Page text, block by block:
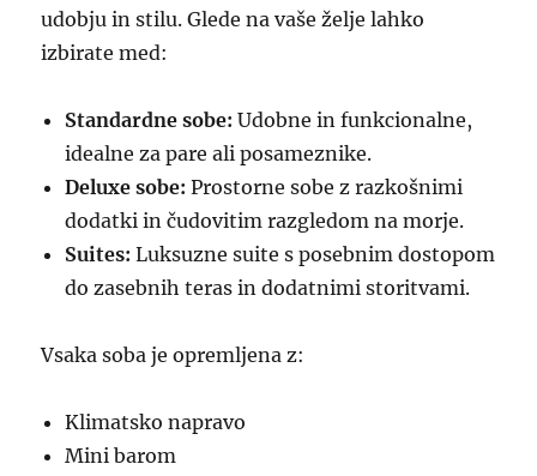
udobju in stilu. Glede na vaše želje lahko
izbirate med:
Standardne sobe: Udobne in funkcionalne,
idealne za pare ali posameznike.
Deluxe sobe: Prostorne sobe z razkošnimi
dodatki in čudovitim razgledom na morje.
Suites: Luksuzne suite s posebnim dostopom
do zasebnih teras in dodatnimi storitvami.
Vsaka soba je opremljena z:
Klimatsko napravo
Mini barom